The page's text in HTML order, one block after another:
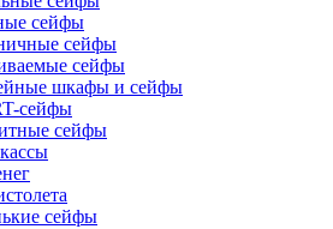
сейфы
сейфы
сейфы
шкафы и сейфы
сейфы
сейфы
сейфы